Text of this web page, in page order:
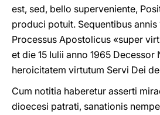
est, sed, bello superveniente,
produci potuit. Sequentibus annis
Processus Apostolicus «super
et die 15 Iulii anno 1965 Decessor
heroicitatem virtutum Servi Dei
Cum notitia haberetur asserti
dioecesi patrati, sanationis